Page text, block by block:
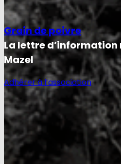
Grain de poivre
La lettre d’information
Mazel
Adhérer à l’association